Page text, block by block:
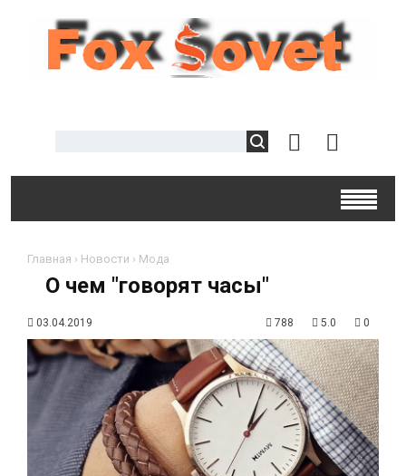
Главная › Новости › Мода
О чем "говорят часы"
03.04.2019 788 5.0 0